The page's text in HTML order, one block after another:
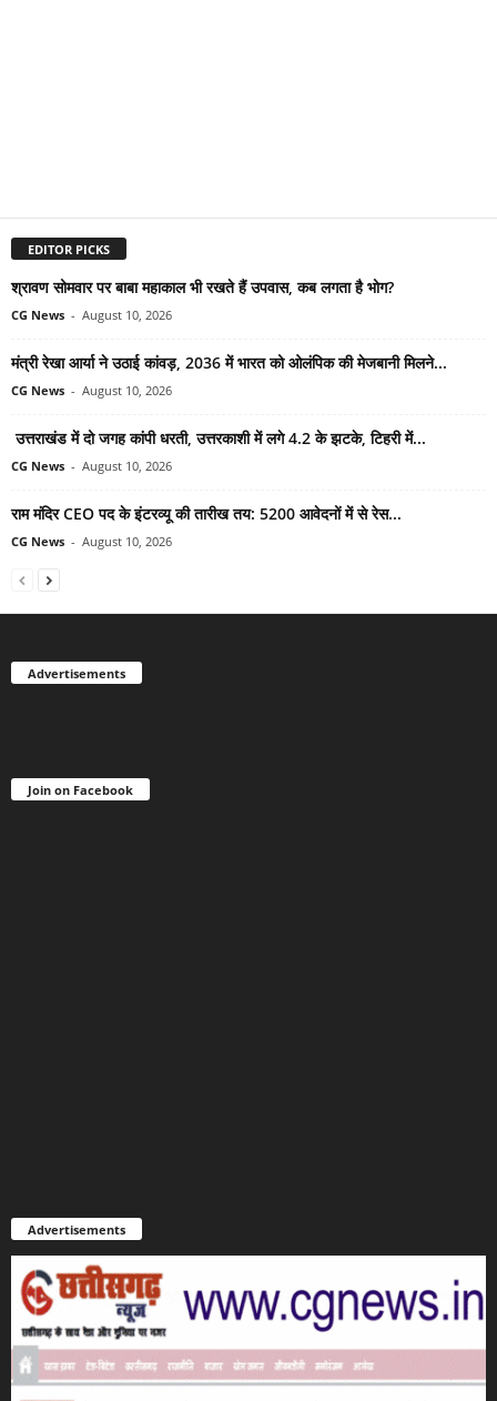
EDITOR PICKS
श्रावण सोमवार पर बाबा महाकाल भी रखते हैं उपवास, कब लगता है भोग?
CG News - August 10, 2026
मंत्री रेखा आर्या ने उठाई कांवड़, 2036 में भारत को ओलंपिक की मेजबानी मिलने...
CG News - August 10, 2026
उत्तराखंड में दो जगह कांपी धरती, उत्तरकाशी में लगे 4.2 के झटके, टिहरी में...
CG News - August 10, 2026
राम मंदिर CEO पद के इंटरव्यू की तारीख तय: 5200 आवेदनों में से रेस...
CG News - August 10, 2026
Advertisements
Join on Facebook
Advertisements